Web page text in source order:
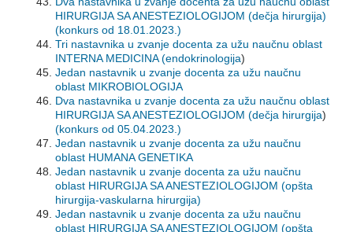
HIRURGIJA SA ANESTEZIOLOGIJOM (dečja hirurgija)
(konkurs od 18.01.2023.)
Tri nastavnika u zvanje docenta za užu naučnu oblast
INTERNA MEDICINA (endokrinologija)
Jedan nastavnik u zvanje docenta za užu naučnu
oblast MIKROBIOLOGIJA
Dva nastavnika u zvanje docenta za užu naučnu oblast
HIRURGIJA SA ANESTEZIOLOGIJOM (dečja hirurgija)
(konkurs od 05.04.2023.)
Jedan nastavnik u zvanje docenta za užu naučnu
oblast HUMANA GENETIKA
Jedan nastavnik u zvanje docenta za užu naučnu
oblast HIRURGIJA SA ANESTEZIOLOGIJOM (opšta
hirurgija-vaskularna hirurgija)
Jedan nastavnik u zvanje docenta za užu naučnu
oblast HIRURGIJA SA ANESTEZIOLOGIJOM (opšta